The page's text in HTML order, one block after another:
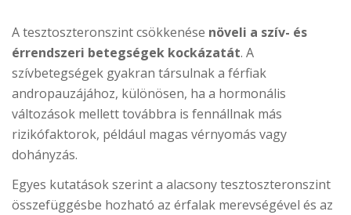
A tesztoszteronszint csökkenése növeli a szív- és
érrendszeri betegségek kockázatát. A
szívbetegségek gyakran társulnak a férfiak
andropauzájához, különösen, ha a hormonális
változások mellett továbbra is fennállnak más
rizikófaktorok, például magas vérnyomás vagy
dohányzás.
Egyes kutatások szerint a alacsony tesztoszteronszint
összefüggésbe hozható az érfalak merevségével és az